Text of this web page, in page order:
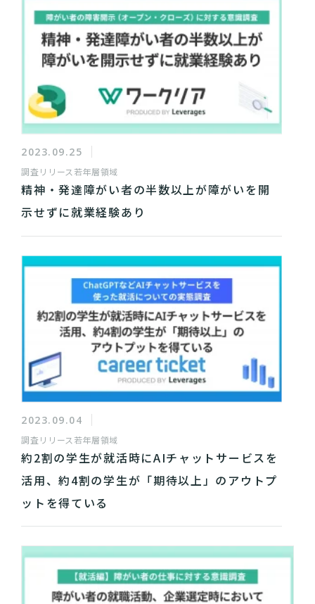
2023.09.25
調査リリース 若年層領域
精神・発達障がい者の半数以上が障がいを開
示せずに就業経験あり
2023.09.04
調査リリース 若年層領域
約2割の学生が就活時にAIチャットサービスを
活用、約4割の学生が「期待以上」のアウトプ
ットを得ている